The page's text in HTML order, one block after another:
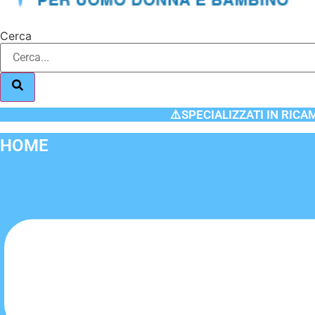
Cerca
⚠️SPECIALIZZATI IN
HOME